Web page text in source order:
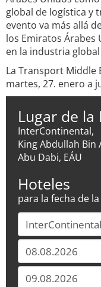
global de logística y
evento va más allá
los Emiratos
en la industria
La Transport Middle
martes, 27. enero a
Lugar de la
InterContinental,
King Abdullah Bin
Abu Dabi, EÁU
Hoteles
para la fecha de